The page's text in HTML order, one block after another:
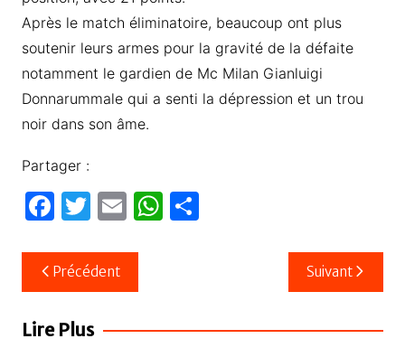
Après le match éliminatoire, beaucoup ont plus
soutenir leurs armes pour la gravité de la défaite
notamment le gardien de Mc Milan Gianluigi
Donnarummale qui a senti la dépression et un trou
noir dans son âme.
Partager :
F
c
e
b
T
itt
er
E
ail
W
A
P
er
Navigation
de
l’article
Précédent Suivant
Lire Plus